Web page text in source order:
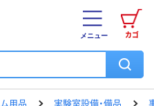
カゴ
メニュー
用品 実験室設備・備品